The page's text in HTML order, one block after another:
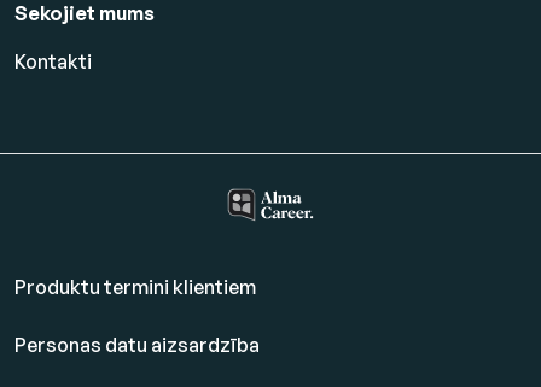
Sekojiet mums
Kontakti
Produktu termini klientiem
Personas datu aizsardzība